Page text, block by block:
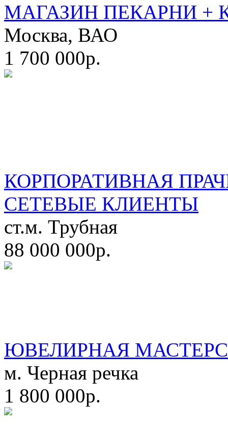
МАГАЗИН ПЕКАРНИ +
Москва, ВАО
1 700 000р.
КОРПОРАТИВНАЯ
СЕТЕВЫЕ КЛИЕНТЫ
ст.м. Трубная
88 000 000р.
ЮВЕЛИРНАЯ
м. Черная речка
1 800 000р.